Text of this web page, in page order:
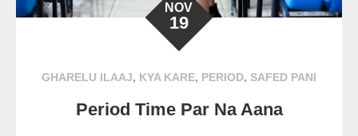
NOV
19
GHARELU ILAAJ, KYA KARE, PERIOD, SAFED PANI
Period Time Par Na Aana